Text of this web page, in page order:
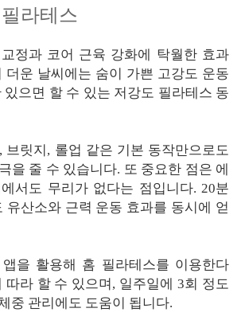
라테스
정과 코어 근육 강화에 탁월한 효과
더운 날씨에는 숨이 가쁜 고강도 운동
있으면 할 수 있는 저강도 필라테스 동
브릿지, 롤업 같은 기본 동작만으로도
을 줄 수 있습니다. 또 중요한 점은 에
서도 무리가 없다는 점입니다. 20분
유산소와 근력 운동 효과를 동시에 얻
을 활용해 홈 필라테스를 이용한다
따라 할 수 있으며, 일주일에 3회 정도
중 관리에도 도움이 됩니다.